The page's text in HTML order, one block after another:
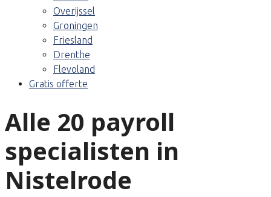
Overijssel
Groningen
Friesland
Drenthe
Flevoland
Gratis offerte
Alle 20 payroll
specialisten in
Nistelrode